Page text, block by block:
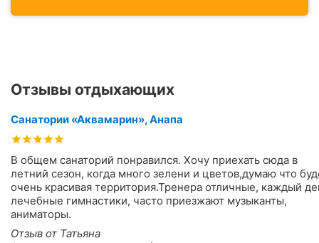
Отзывы отдыхающих
Санатории «Аквамарин», Анапа
В общем санаторий понравился. Хочу приехать сюда в
летний сезон, когда много зелени и цветов,думаю что
очень красивая территория.Тренера отличные, каждый
лечебные гимнастики, часто приезжают музыканты,
аниматоры.
Отзыв от Татьяна